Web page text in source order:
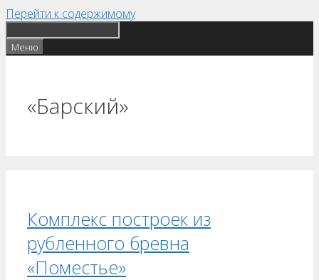
Перейти к содержимому
Меню
«Барский»
Комплекс построек из
рубленного бревна
«Поместье»